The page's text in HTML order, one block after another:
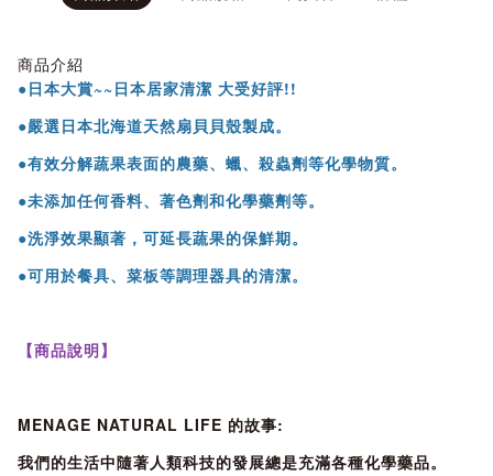
商品介紹
●日本大賞~~日本居家清潔 大受好評!!
●嚴選日本北海道天然扇貝貝殼製成。
●有效分解蔬果表面的農藥、蠟、殺蟲劑等化學物質。
●未添加任何香料、著色劑和化學藥劑等。
●洗淨效果顯著，可延長蔬果的保鮮期。
●可用於餐具、菜板等調理器具的清潔。
【商品說明】
MENAGE NATURAL LIFE 的故事:
我們的生活中隨著人類科技的發展總是充滿各種化學藥品。